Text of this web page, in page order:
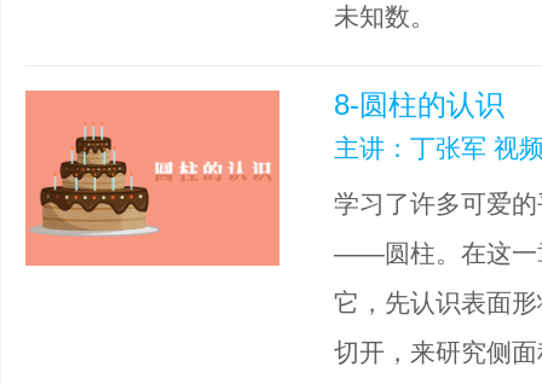
未知数。
8-圆柱的认识
主讲：丁张军 视
学习了许多可爱
——圆柱。在这一
它，先认识表面
切开，来研究侧